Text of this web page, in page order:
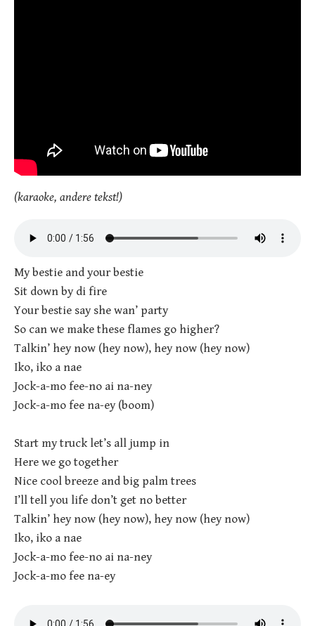
(karaoke, andere tekst!)
My bestie and your bestie
Sit down by di fire
Your bestie say she wan’ party
So can we make these flames go higher?
Talkin’ hey now (hey now), hey now (hey now)
Iko, iko a nae
Jock-a-mo fee-no ai na-ney
Jock-a-mo fee na-ey (boom)
Start my truck let’s all jump in
Here we go together
Nice cool breeze and big palm trees
I’ll tell you life don’t get no better
Talkin’ hey now (hey now), hey now (hey now)
Iko, iko a nae
Jock-a-mo fee-no ai na-ney
Jock-a-mo fee na-ey